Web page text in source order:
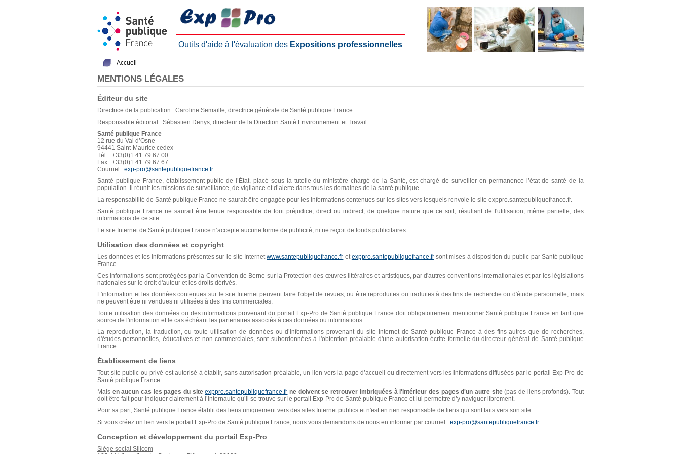
Outils d'aide à l'évaluation des Expositions professionnelles
Accueil
MENTIONS LÉGALES
Éditeur du site
Directrice de la publication : Caroline Semaille, directrice générale de Santé publique France
Responsable éditorial : Sébastien Denys, directeur de la Direction Santé Environnement et Travail
Santé publique France
12 rue du Val d’Osne
94441 Saint-Maurice cedex
Tél. : +33(0)1 41 79 67 00
Fax : +33(0)1 41 79 67 67
Courriel : exp-pro@santepubliquefrance.fr
Santé publique France, établissement public de l’État, placé sous la tutelle du ministère chargé de la Santé, est chargé de surveiller en permanence l’état de santé de la
population. Il réunit les missions de surveillance, de vigilance et d’alerte dans tous les domaines de la santé publique.
La responsabilité de Santé publique France ne saurait être engagée pour les informations contenues sur les sites vers lesquels renvoie le site exppro.santepubliquefrance.fr.
Santé publique France ne saurait être tenue responsable de tout préjudice, direct ou indirect, de quelque nature que ce soit, résultant de l'utilisation, même partielle, des
informations de ce site.
Le site Internet de Santé publique France n’accepte aucune forme de publicité, ni ne reçoit de fonds publicitaires.
Utilisation des données et copyright
Les données et les informations présentes sur le site Internetwww.santepubliquefrance.fr etexppro.santepubliquefrance.frsont mises à disposition du public par Santé publique
France.
Ces informations sont protégées par la Convention de Berne sur la Protection des œuvres littéraires et artistiques, par d'autres conventions internationales et par les législations
nationales sur le droit d'auteur et les droits dérivés.
L'information et les données contenues sur le site Internet peuvent faire l'objet de revues, ou être reproduites ou traduites à des fins de recherche ou d'étude personnelle, mais
ne peuvent être ni vendues ni utilisées à des fins commerciales.
Toute utilisation des données ou des informations provenant du portail Exp-Pro de Santé publique France doit obligatoirement mentionner Santé publique France en tant que
source de l'information et le cas échéant les partenaires associés à ces données ou informations.
La reproduction, la traduction, ou toute utilisation de données ou d’informations provenant du site Internet de Santé publique France à des fins autres que de recherches,
d'études personnelles, éducatives et non commerciales, sont subordonnées à l'obtention préalable d'une autorisation écrite formelle du directeur général de Santé publique
France.
Établissement de liens
Tout site public ou privé est autorisé à établir, sans autorisation préalable, un lien vers la page d’accueil ou directement vers les informations diffusées par le portail Exp-Pro de
Santé publique France.
Mais en aucun cas les pages du siteexppro.santepubliquefrance.fr ne doivent se retrouver imbriquées à l'intérieur des pages d'un autre site(pas de liens profonds). Tout
doit être fait pour indiquer clairement à l’internaute qu’il se trouve sur le portail Exp-Pro de Santé publique France et lui permettre d’y naviguer librement.
Pour sa part, Santé publique France établit des liens uniquement vers des sites Internet publics et n'est en rien responsable de liens qui sont faits vers son site.
Si vous créez un lien vers le portail Exp-Pro de Santé publique France, nous vous demandons de nous en informer par courriel : exp-pro@santepubliquefrance.fr.
Conception et développement du portail Exp-Pro
Siège social Silicom